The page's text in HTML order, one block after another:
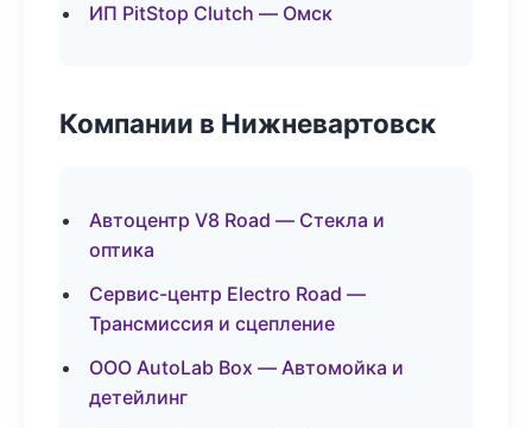
ИП PitStop Clutch — Омск
Компании в Нижневартовск
Автоцентр V8 Road — Стекла и
оптика
Сервис-центр Electro Road —
Трансмиссия и сцепление
ООО AutoLab Box — Автомойка и
детейлинг